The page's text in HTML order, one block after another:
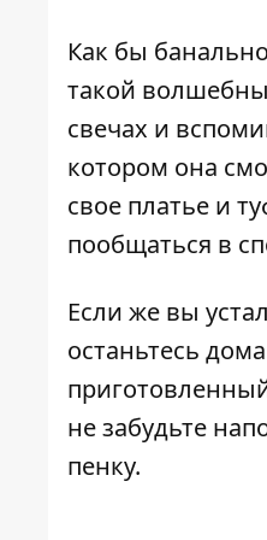
Как бы
такой
свечах и
котором она
свое платье и
пообщаться в
Если же вы
останьтесь
не забудьте
пенку.